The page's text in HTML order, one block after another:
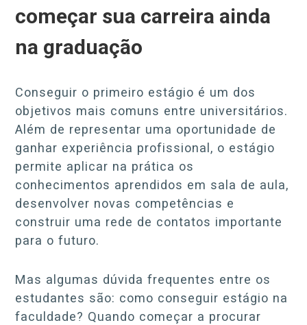
começar sua carreira ainda
na graduação
Conseguir o primeiro estágio é um dos
objetivos mais comuns entre universitários.
Além de representar uma oportunidade de
ganhar experiência profissional, o estágio
permite aplicar na prática os
conhecimentos aprendidos em sala de aula,
desenvolver novas competências e
construir uma rede de contatos importante
para o futuro.
Mas algumas dúvida frequentes entre os
estudantes são: como conseguir estágio na
faculdade? Quando começar a procurar